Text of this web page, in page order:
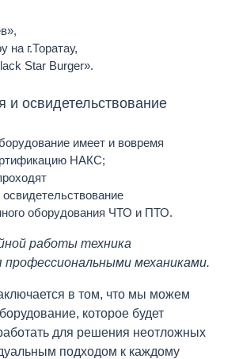
на г.Торатау,
Star Burger».
и освидетельствование
имеет и вовремя
НАКС;
освидетельствование
оборудования ЧТО и ПТО.
работы техника
профессиональными механиками.
в том, что мы можем
которое будет
для решения неотложных
подходом к каждому